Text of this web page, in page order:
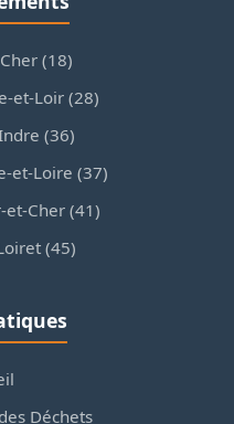
(18)
et-Loir (28)
(36)
et-Loire (37)
et-Cher (41)
(45)
Déchets